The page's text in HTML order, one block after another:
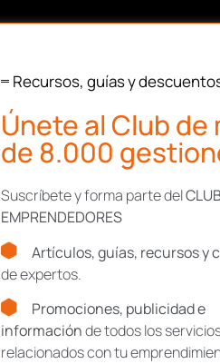
Recursos, guías y
Únete al Club de
de 8.000
Suscríbete y forma parte del
EMPRENDEDORES
Artículos, guías, recursos y
de expertos.
Promociones, publicidad e
informaciónde todos los
relacionados con tu